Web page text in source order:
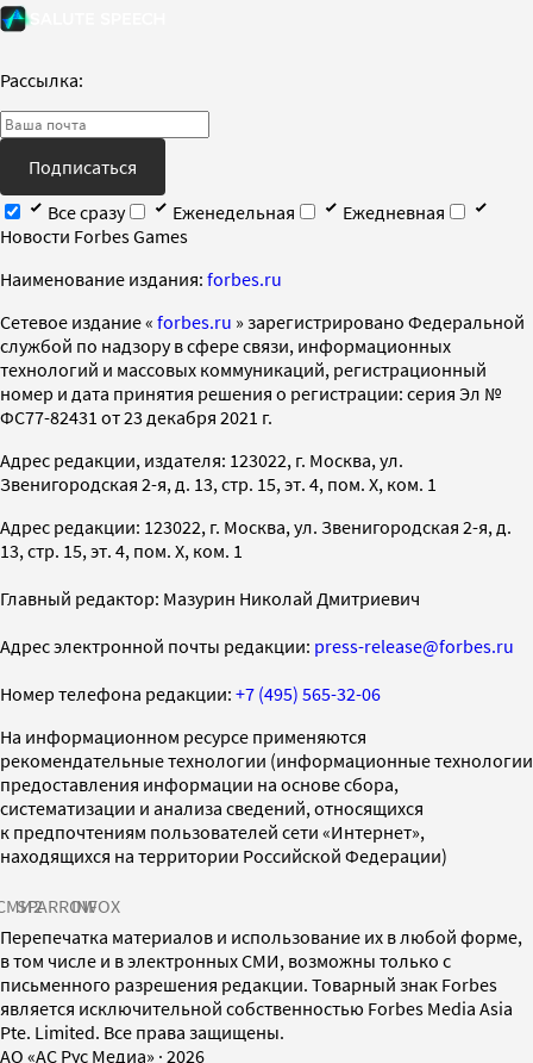
Рассылка:
Подписаться
Все сразу
Еженедельная
Ежедневная
Новости Forbes Games
Наименование издания: forbes.ru
Cетевое издание « forbes.ru » зарегистрировано Федеральной
службой по надзору в сфере связи, информационных
технологий и массовых коммуникаций, регистрационный
номер и дата принятия решения о регистрации: серия Эл №
ФС77-82431 от 23 декабря 2021 г.
Адрес редакции, издателя: 123022, г. Москва, ул.
Звенигородская 2-я, д. 13, стр. 15, эт. 4, пом. X, ком. 1
Адрес редакции: 123022, г. Москва, ул. Звенигородская 2-я, д.
13, стр. 15, эт. 4, пом. X, ком. 1
Главный редактор: Мазурин Николай Дмитриевич
Адрес электронной почты редакции: press-release@forbes.ru
Номер телефона редакции: +7 (495) 565-32-06
На информационном ресурсе применяются
рекомендательные технологии (информационные технологии
предоставления информации на основе сбора,
систематизации и анализа сведений, относящихся
к предпочтениям пользователей сети «Интернет»,
находящихся на территории Российской Федерации)
SPARROWINFOX
Перепечатка материалов и использование их в любой форме,
в том числе и в электронных СМИ, возможны только с
письменного разрешения редакции. Товарный знак Forbes
является исключительной собственностью Forbes Media Asia
Pte. Limited. Все права защищены.
AO «АС Рус Медиа» · 2026